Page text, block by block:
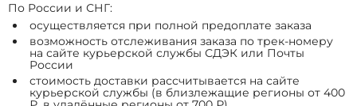
По России и СНГ:
осуществляется при полной предоплате заказа
возможность отслеживания заказа по трек-номеру
на сайте курьерской службы СДЭК или Почты
России
стоимость доставки рассчитывается на сайте
курьерской службы (в близлежащие регионы от 400